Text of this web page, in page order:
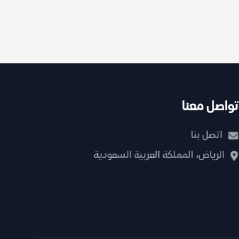
تواصل معنا
اتصل بنا
الرياض، المملكة العربية السعودية